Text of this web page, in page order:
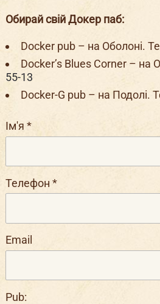
Обирай свій Докер паб:
Docker pub – на Оболоні.
Docker’s Blues Corner – на
55-13
Docker-G pub – на Подолі.
Ім'я *
Телефон *
Email
Pub: